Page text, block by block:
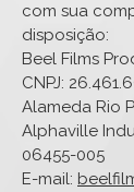
com sua
disposição:
Beel Films
CNPJ:
Alameda Rio
Alphaville
06455-005
E-mail: